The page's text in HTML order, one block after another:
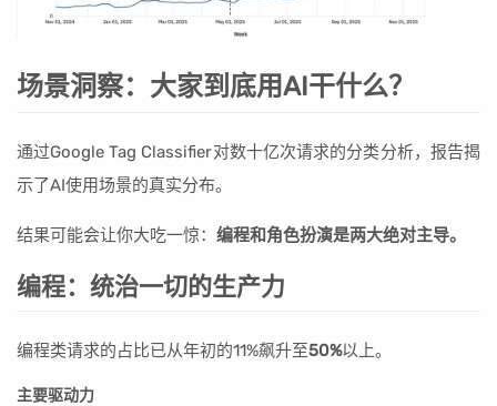
场景洞察：大家到底用AI干什么？
通过Google Tag Classifier对数十亿次请求的分类分析，报告揭
示了AI使用场景的真实分布。
结果可能会让你大吃一惊： 编程和角色扮演是两大绝对主导。
编程：统治一切的生产力
编程类请求的占比已从年初的11%飙升至50%以上。
主要驱动力